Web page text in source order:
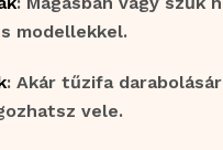
modellekkel.
: Akár tűzifa
vele.